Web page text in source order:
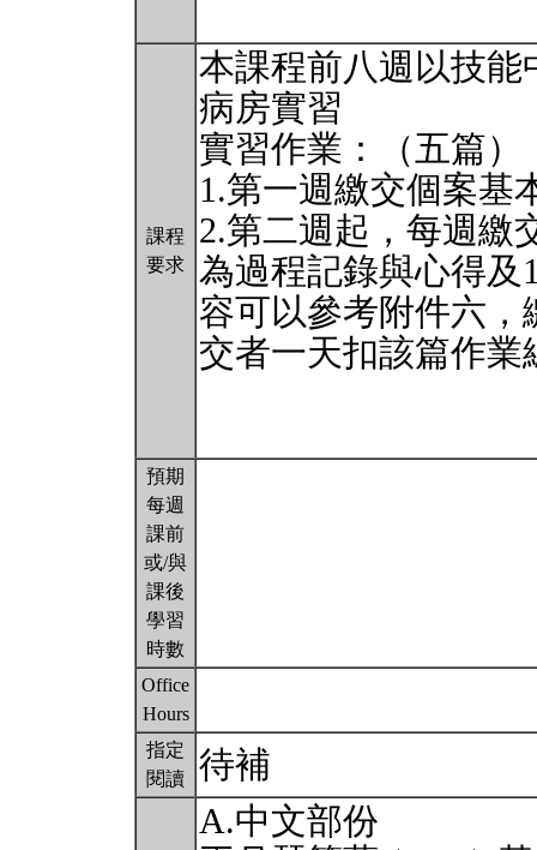
課程
要求
本課程前八週以技能
病房實習
實習作業：（五篇）
1.第一週繳交個案基
2.第二週起，每週繳
為過程記錄與心得及
容可以參考附件六
交者一天扣該篇作業
預期
每週
課前
或/與
課後
學習
時數
Office
Hours
指定
閱讀
待補
A.中文部份